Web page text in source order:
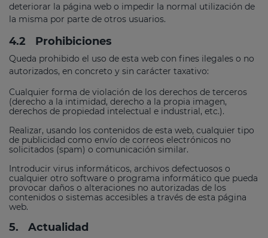
deteriorar la página web o impedir la normal utilización de
la misma por parte de otros usuarios.
4.2 Prohibiciones
Queda prohibido el uso de esta web con fines ilegales o no
autorizados, en concreto y sin carácter taxativo:
Cualquier forma de violación de los derechos de terceros
(derecho a la intimidad, derecho a la propia imagen,
derechos de propiedad intelectual e industrial, etc.).
Realizar, usando los contenidos de esta web, cualquier tipo
de publicidad como envío de correos electrónicos no
solicitados (spam) o comunicación similar.
Introducir virus informáticos, archivos defectuosos o
cualquier otro software o programa informático que pueda
provocar daños o alteraciones no autorizadas de los
contenidos o sistemas accesibles a través de esta página
web.
5. Actualidad